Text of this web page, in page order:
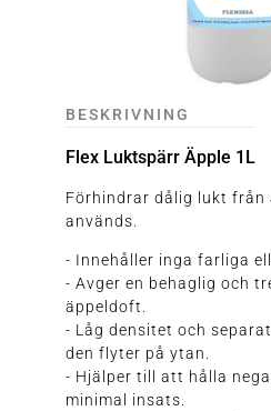
BESKRIVNING
Flex Luktspärr Äpple 1L
Förhindrar dålig lukt från
används.
- Innehåller inga farliga
- Avger en behaglig och
äppeldoft.
- Låg densitet och
den flyter på ytan.
- Hjälper till att hålla
minimal insats.